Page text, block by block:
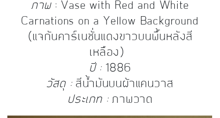
ภาพ : Vase with Red and White
Carnations on a Yellow Background
(แจกันคาร์เนชั่นแดงขาวบนพื้นหลังสี
เหลือง)
ปี :
1886
วัสดุ :สีน้ำมันบนผ้าแคนวาส
ประเภท :ภาพวาด